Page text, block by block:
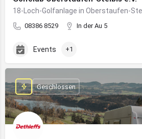
08386 8529 In der Au 5
Events +1
Geschlossen